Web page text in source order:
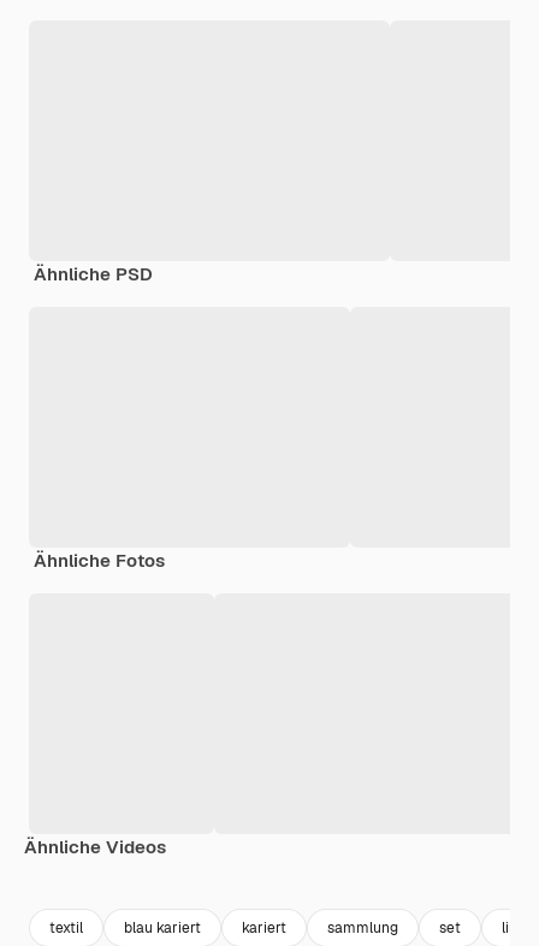
Ähnliche PSD
Ähnliche Fotos
Ähnliche Videos
textil blau kariert kariert sammlung set linien